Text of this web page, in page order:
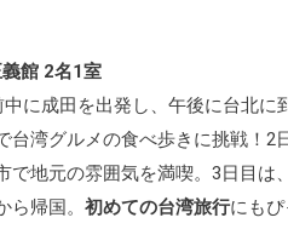
館 2名1室
中に成田を出発し、午後に台北
台湾グルメの食べ歩きに挑戦！
で地元の雰囲気を満喫。3日目
帰国。 初めての台湾旅行にもぴ